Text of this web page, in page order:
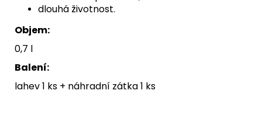
dlouhá životnost.
Objem:
0,7 l
Balení:
lahev 1 ks + náhradní zátka 1 ks